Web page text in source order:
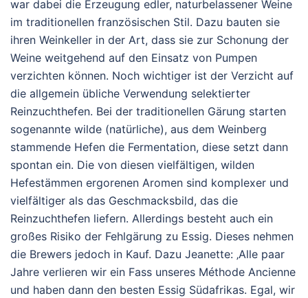
war dabei die Erzeugung edler, naturbelassener Weine
im traditionellen französischen Stil. Dazu bauten sie
ihren Weinkeller in der Art, dass sie zur Schonung der
Weine weitgehend auf den Einsatz von Pumpen
verzichten können. Noch wichtiger ist der Verzicht auf
die allgemein übliche Verwendung selektierter
Reinzuchthefen. Bei der traditionellen Gärung starten
sogenannte wilde (natürliche), aus dem Weinberg
stammende Hefen die Fermentation, diese setzt dann
spontan ein. Die von diesen vielfältigen, wilden
Hefestämmen ergorenen Aromen sind komplexer und
vielfältiger als das Geschmacksbild, das die
Reinzuchthefen liefern. Allerdings besteht auch ein
großes Risiko der Fehlgärung zu Essig. Dieses nehmen
die Brewers jedoch in Kauf. Dazu Jeanette: ‚Alle paar
Jahre verlieren wir ein Fass unseres Méthode Ancienne
und haben dann den besten Essig Südafrikas. Egal, wir